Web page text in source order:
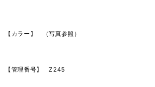
【カラー】 （写真参照）
【管理番号】 Z245